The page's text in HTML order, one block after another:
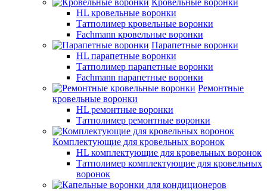
Кровельные воронки
HL кровельные воронки
Татполимер кровельные воронки
Fachmann кровельные воронки
Парапетные воронки
HL парапетные воронки
Татполимер парапетные воронки
Fachmann парапетные воронки
Ремонтные
кровельные воронки
HL ремонтные воронки
Татполимер ремонтные воронки
Комплектующие для кровельных воронок
HL комплектующие для кровельных воронок
Татполимер комплектующие для кровельных
воронок